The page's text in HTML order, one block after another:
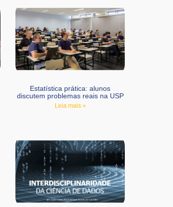
Estatística prática: alunos
discutem problemas reais na USP
Leia mais »